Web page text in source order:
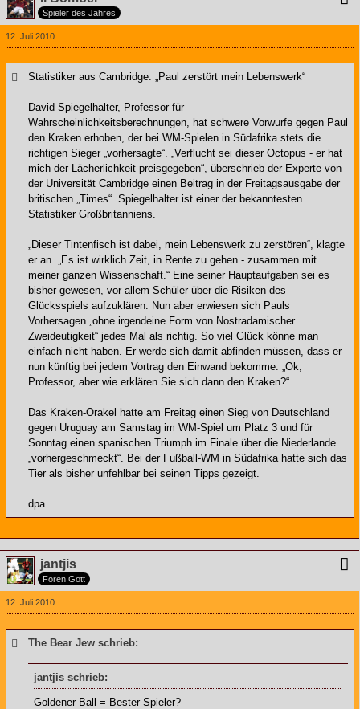
Spieler des Jahres
12. Juli 2010
Statistiker aus Cambridge: „Paul zerstört mein Lebenswerk“
David Spiegelhalter, Professor für
Wahrscheinlichkeitsberechnungen, hat schwere Vorwurfe gegen Paul
den Kraken erhoben, der bei WM-Spielen in Südafrika stets die
richtigen Sieger „vorhersagte“. „Verflucht sei dieser Octopus - er hat
mich der Lächerlichkeit preisgegeben“, überschrieb der Experte von
der Universität Cambridge einen Beitrag in der Freitagsausgabe der
britischen „Times“. Spiegelhalter ist einer der bekanntesten
Statistiker Großbritanniens.
„Dieser Tintenfisch ist dabei, mein Lebenswerk zu zerstören“, klagte
er an. „Es ist wirklich Zeit, in Rente zu gehen - zusammen mit
meiner ganzen Wissenschaft.“ Eine seiner Hauptaufgaben sei es
bisher gewesen, vor allem Schüler über die Risiken des
Glücksspiels aufzuklären. Nun aber erwiesen sich Pauls
Vorhersagen „ohne irgendeine Form von Nostradamischer
Zweideutigkeit“ jedes Mal als richtig. So viel Glück könne man
einfach nicht haben. Er werde sich damit abfinden müssen, dass er
nun künftig bei jedem Vortrag den Einwand bekomme: „Ok,
Professor, aber wie erklären Sie sich dann den Kraken?“
Das Kraken-Orakel hatte am Freitag einen Sieg von Deutschland
gegen Uruguay am Samstag im WM-Spiel um Platz 3 und für
Sonntag einen spanischen Triumph im Finale über die Niederlande
„vorhergeschmeckt“. Bei der Fußball-WM in Südafrika hatte sich das
Tier als bisher unfehlbar bei seinen Tipps gezeigt.
dpa
jantjis
Foren Gott
12. Juli 2010
The Bear Jew schrieb:
jantjis schrieb:
Goldener Ball = Bester Spieler?